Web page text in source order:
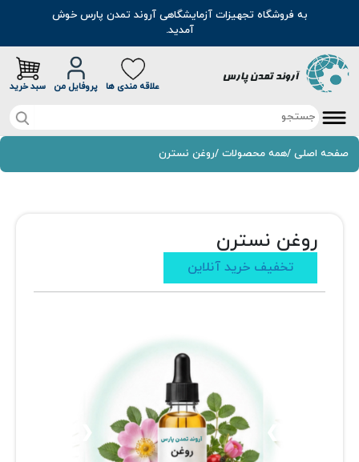
به فروشگاه تجهیزات آزمایشگاهی آروند تمدن پارس خوش
آمدید.
علاقه مندی ها پروفایل من سبد خرید
صفحه اصلی
موادشیمیایی
رنگ
ماسک و ضدعفونی کننده
مطالب
سوالات متداول
صفحه اصلی /همه محصولات /روغن نسترن
روغن نسترن
تخفیف خرید آنلاین
❮ ❯